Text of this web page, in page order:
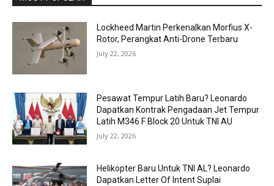
Lockheed Martin Perkenalkan Morfius X-
Rotor, Perangkat Anti-Drone Terbaru
July 22, 2026
Pesawat Tempur Latih Baru? Leonardo
Dapatkan Kontrak Pengadaan Jet Tempur
Latih M346 F Block 20 Untuk TNI AU
July 22, 2026
Helikopter Baru Untuk TNI AL? Leonardo
Dapatkan Letter Of Intent Suplai